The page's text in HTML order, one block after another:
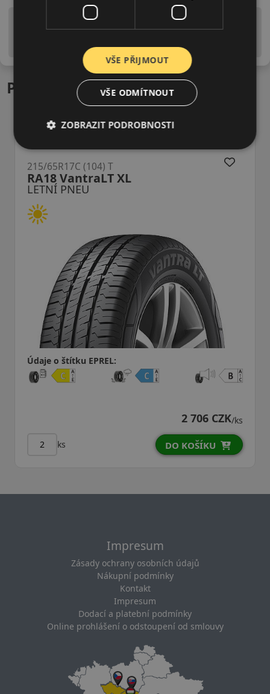
Upozornění! Hodnoty na štítku jsou pouze
informativního charakteru. Mohou být dodány pneumatiky
is EU štítky ve smyslu dosud platné (předchozí) legislativy.
Podobné produkty
LETNÍ PNEU
RA18 VantraLT XL
215/65R17C (104) T
Údaje o štítku EPREL:
2 706 CZK/ks
ks DO KOŠÍKU
Impresum
Zásady ochrany osobních údajů
Nákupní podmínky
Kontakt
Impresum
Dodací a platební podmínky
Online prohlášení o odstoupení od smlouvy
VŠE PŘIJMOUT
VŠE ODMÍTNOUT
ZOBRAZIT PODROBNOSTI